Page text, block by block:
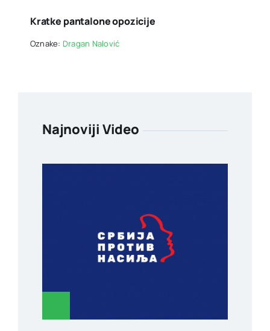
Kratke pantalone opozicije
Oznake: Dragan Nalović
Najnoviji Video